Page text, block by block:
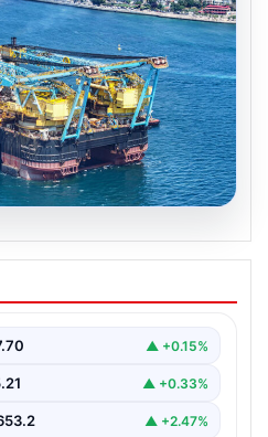
bir dev geçti.
geçebilmek için
▲ +0.15%
▲ +0.33%
▲ +2.47%